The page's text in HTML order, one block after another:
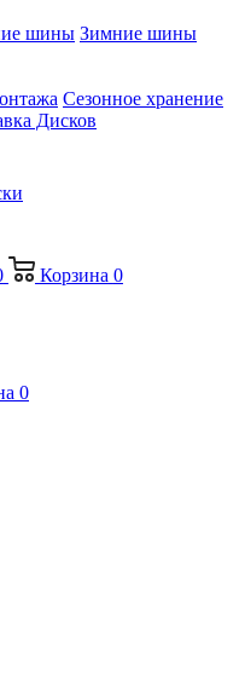
шины Зимние шины
Сезонное хранение
Дисков
Корзина 0
0